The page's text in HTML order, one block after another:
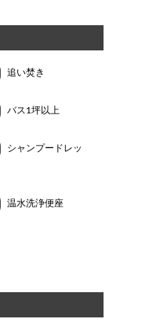
追い焚き
バス1坪以上
シャンプードレッ
温水洗浄便座